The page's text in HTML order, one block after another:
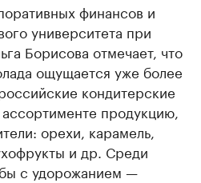
финансов и
университета при
Борисова отмечает, что
ощущается уже более
кондитерские
продукцию,
орехи, карамель,
и др. Среди
с удорожанием —